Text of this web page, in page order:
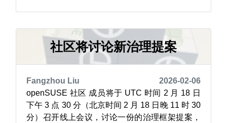
责领导 openSUSE 项目。这听上去职责重大，
但实际工作...
社区将讨论新治理提案
Fangzhou Liu
2026-02-06
openSUSE 社区 成员将于 UTC 时间 2 月 18 日
下午 3 点 30 分（北京时间 2 月 18 日晚 11 时 30
分）召开线上会议，讨论一份的治理框架提案，